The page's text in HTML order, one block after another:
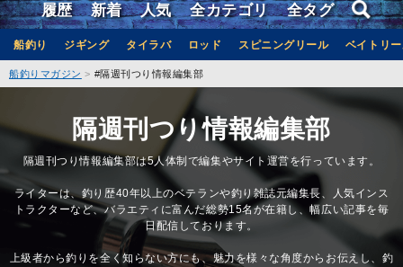
履歴 新着 人気 全カテゴリ 全タグ
船釣り ジギング タイラバ ロッド スピニングリール ベイトリ
船釣りマガジン #隔週刊つり情報編集部
隔週刊つり情報編集部
隔週刊つり情報編集部は5人体制で編集やサイト運営を行っています。
ライターは、釣り歴40年以上のベテランや釣り雑誌元編集長、人気インス
トラクターなど、バラエティに富んだ総勢15名が在籍し、幅広い記事を毎
日配信しております。
上級者から釣りを全く知らない方にも、魅力を様々な角度からお伝えし、釣